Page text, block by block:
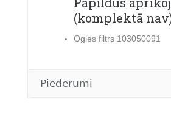
(komplektā
Ogles filtrs 103050091
Piederumi